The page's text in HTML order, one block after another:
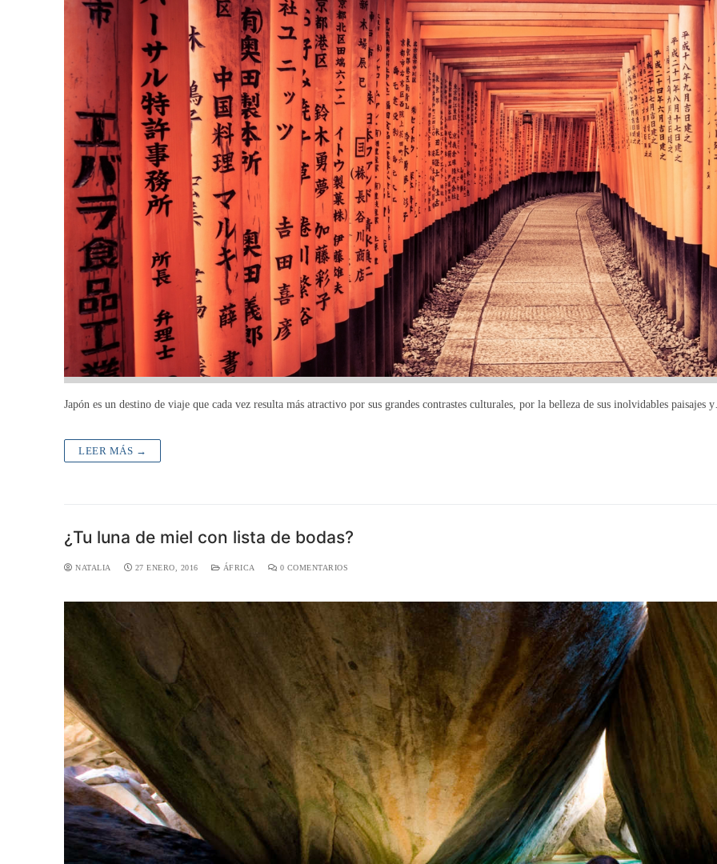
Japón es un destino de viaje que cada vez resulta más atractivo por sus grandes contrastes culturales, por la belleza de sus inolvidables paisajes
LEER MÁS →
¿Tu luna de miel con lista de bodas?
NATALIA 27 ENERO, 2016 ÁFRICA 0 COMENTARIOS